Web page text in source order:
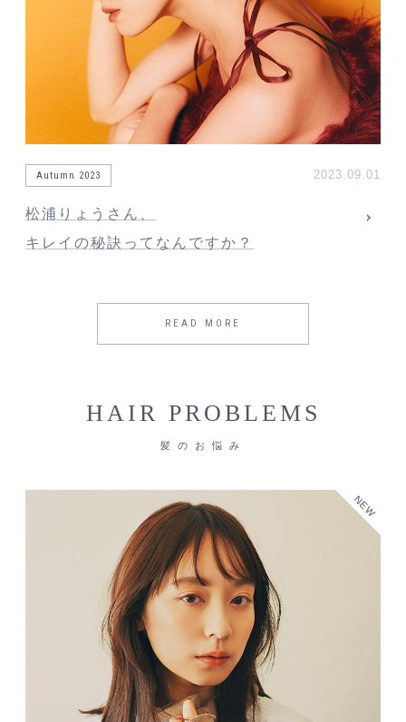
Autumn 2023 2023.09.01
松浦りょうさん、
キレイの秘訣ってなんですか？
READ MORE
HAIR PROBLEMS
髪のお悩み